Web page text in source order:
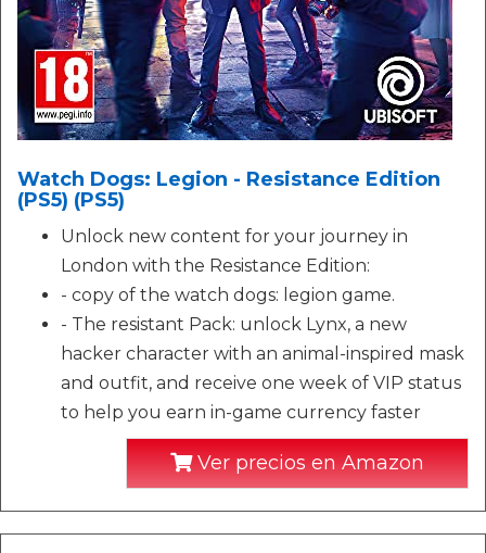
Watch Dogs: Legion - Resistance Edition
(PS5) (PS5)
Unlock new content for your journey in
London with the Resistance Edition:
- copy of the watch dogs: legion game.
- The resistant Pack: unlock Lynx, a new
hacker character with an animal-inspired mask
and outfit, and receive one week of VIP status
to help you earn in-game currency faster
Ver precios en Amazon